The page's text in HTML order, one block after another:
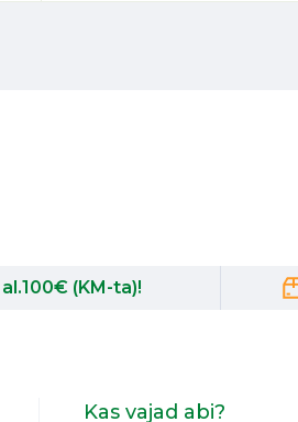
(KM-ta)!
Kas vajad abi?